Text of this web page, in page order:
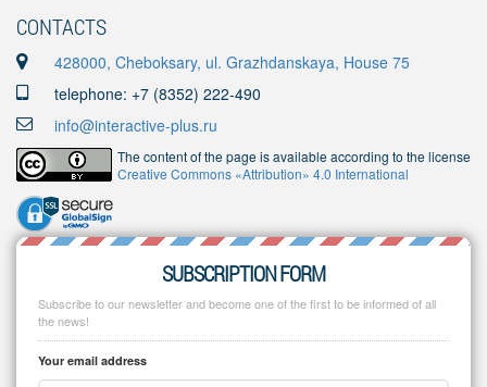
CONTACTS
428000, Cheboksary, ul. Grazhdanskaya, House 75
telephone: +7 (8352) 222-490
info@interactive-plus.ru
The content of the page is available according to the license
Creative Commons «Attribution» 4.0 International
SUBSCRIPTION FORM
Subscribe to our newsletter and become one of the first to be informed of all
the news!
Your email address